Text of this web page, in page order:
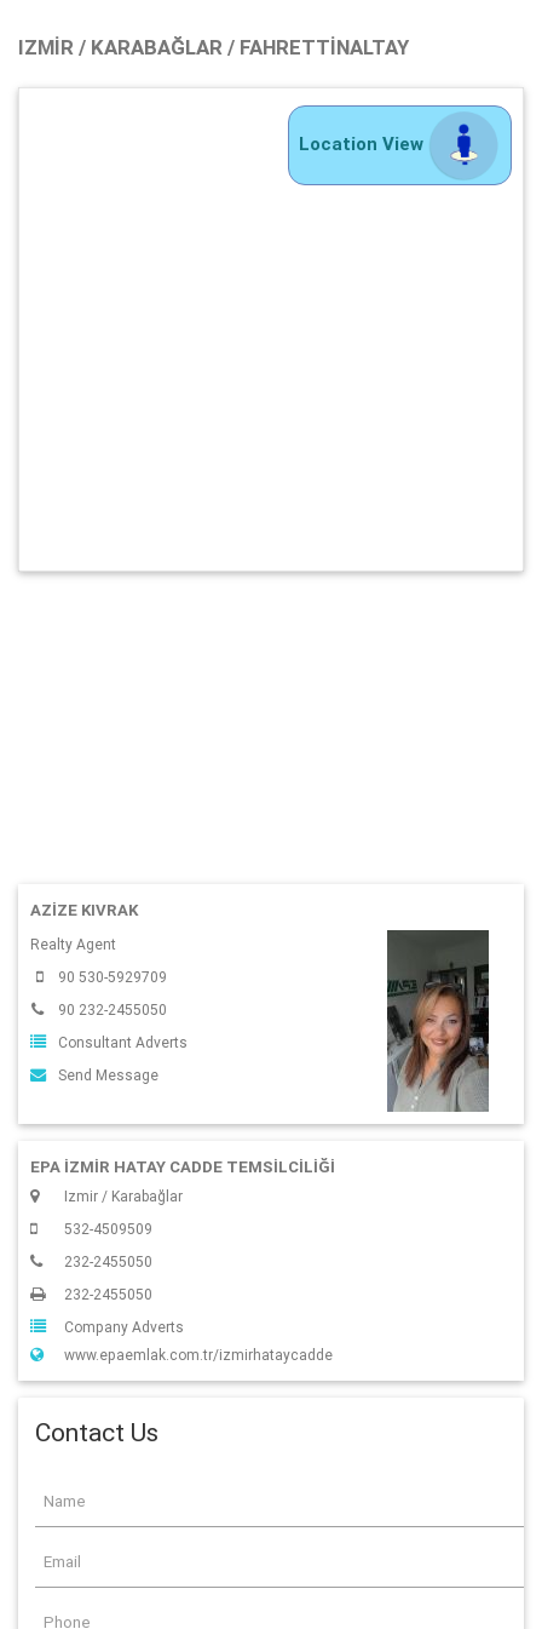
IZMIR / KARABAĞLAR / FAHRETTINALTAY
Location View
AZIZE KIVRAK
Realty Agent
90 530-5929709
90 232-2455050
Consultant Adverts
Send Message
EPA İZMİR HATAY CADDE TEMSİLCİLİĞİ
Izmir / Karabağlar
532-4509509
232-2455050
232-2455050
Company Adverts
www.epaemlak.com.tr/izmirhataycadde
Contact Us